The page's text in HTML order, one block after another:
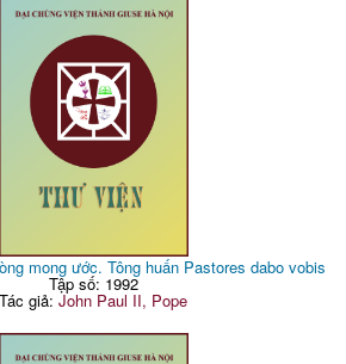
mong ước. Tông huấn Pastores dabo vobis
Tập số: 1992
Tác giả:John Paul II, Pope